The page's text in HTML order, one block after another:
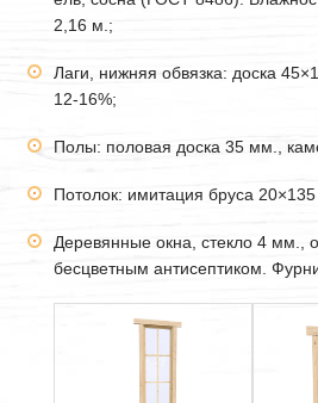
2,16 м.;
Лаги, нижняя обвязка: доска
12-16%;
Полы: половая доска 35 мм.,
Потолок: имитация бруса
Деревянные окна, стекло 4 мм.,
бесцветным антисептиком.